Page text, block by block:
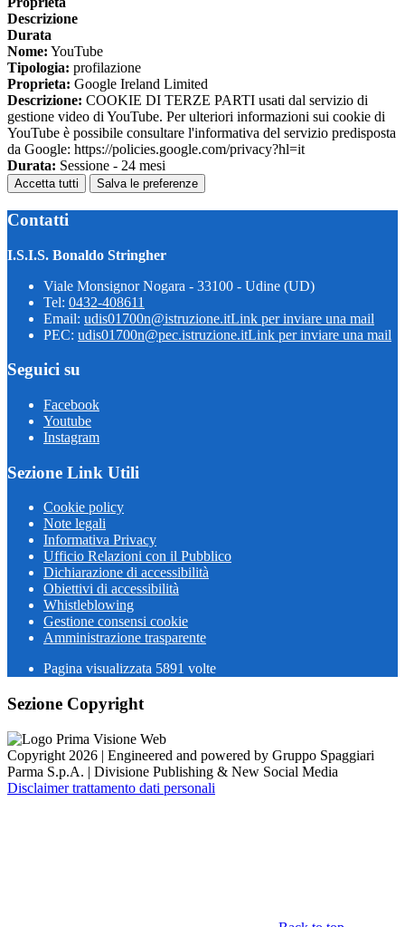
Descrizione
Durata
Nome: YouTube
Tipologia: profilazione
Proprieta: Google Ireland Limited
Descrizione: COOKIE DI TERZE PARTI usati dal servizio di
gestione video di YouTube. Per ulteriori informazioni sui cookie di
YouTube è possibile consultare l'informativa del servizio predisposta
da Google: https://policies.google.com/privacy?hl=it
Durata: Sessione - 24 mesi
Accetta tutti Salva le preferenze
Contatti
I.S.I.S. Bonaldo Stringher
Viale Monsignor Nogara - 33100 - Udine (UD)
Tel: 0432-408611
Email: udis01700n@istruzione.itLink per inviare una mail
PEC: udis01700n@pec.istruzione.itLink per inviare una mail
Seguici su
Facebook
Youtube
Instagram
Sezione Link Utili
Cookie policy
Note legali
Informativa Privacy
Ufficio Relazioni con il Pubblico
Dichiarazione di accessibilità
Obiettivi di accessibilità
Whistleblowing
Gestione consensi cookie
Amministrazione trasparente
Pagina visualizzata 5891 volte
Sezione Copyright
Copyright 2026 | Engineered and powered by Gruppo Spaggiari
Parma S.p.A. | Divisione Publishing & New Social Media
Disclaimer trattamento dati personali